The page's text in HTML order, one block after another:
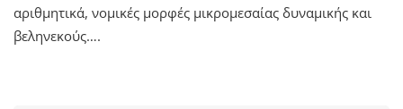
αριθμητικά, νομικές μορφές μικρομεσαίας δυναμικής και
βεληνεκούς….